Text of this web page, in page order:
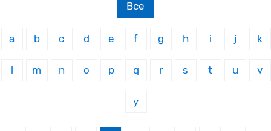
Все
a b c d e f g h i j k
l m n o p q r s t u v
y